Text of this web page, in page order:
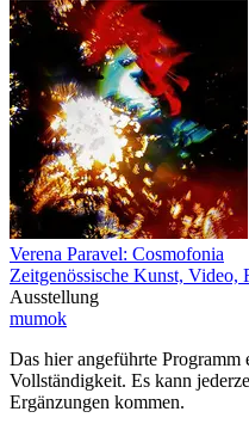
Verena Paravel: Cosmofonia
Zeitgenössische Kunst, Video,
Ausstellung
mumok
Das hier angeführte
Vollständigkeit. Es kann
Ergänzungen kommen.